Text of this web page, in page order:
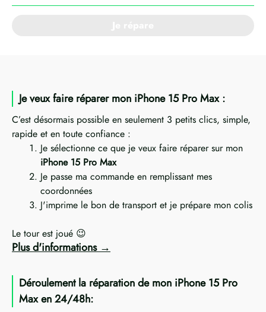
Je veux faire réparer mon iPhone 15 Pro Max :
C’est désormais possible en seulement 3 petits clics, simple,
rapide et en toute confiance :
Je sélectionne ce que je veux faire réparer sur mon
iPhone 15 Pro Max
Je passe ma commande en remplissant mes
coordonnées
J'imprime le bon de transport et je prépare mon colis
Le tour est joué 😉
Plus d'informations
Déroulement la réparation de mon iPhone 15 Pro
Max en 24/48h: